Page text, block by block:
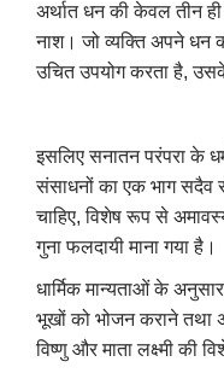
अर्थात धन की केवल तीन ही
नाश। जो व्यक्ति अपने धन
उचित उपयोग करता है,
इसलिए सनातन परंपरा के
संसाधनों का एक भाग सदैव
चाहिए, विशेष रूप से
गुना फलदायी माना गया है।
धार्मिक मान्यताओं के
भूखों को भोजन कराने तथा
विष्णु और माता लक्ष्मी की